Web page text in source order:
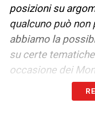
posizioni su
qualcuno può non
abbiamo la
su certe
occasione dei
LA PLAYLIST